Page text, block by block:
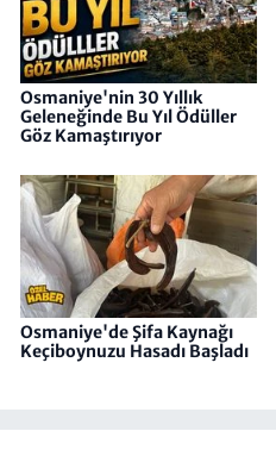
Osmaniye'nin 30 Yıllık
Geleneğinde Bu Yıl Ödüller
Göz Kamaştırıyor
Osmaniye'de Şifa Kaynağı
Keçiboynuzu Hasadı Başladı